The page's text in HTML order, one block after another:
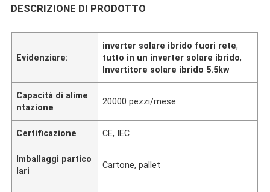
DESCRIZIONE DI PRODOTTO
Evidenziare:
inverter solare ibrido fuori rete,
tutto in un inverter solare ibrido,
Invertitore solare ibrido 5.5kw
Capacità di alime
ntazione
20000 pezzi/mese
Certificazione CE, IEC
Imballaggi partico
lari
Cartone, pallet